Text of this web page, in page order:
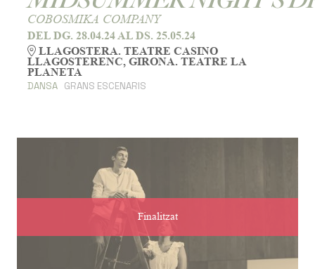
COBOSMIKA COMPANY
DEL DG. 28.04.24AL DS. 25.05.24
LLAGOSTERA. TEATRE CASINO
LLAGOSTERENC, GIRONA. TEATRE LA
PLANETA
DANSA GRANS ESCENARIS
Finalitzat